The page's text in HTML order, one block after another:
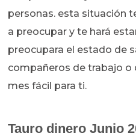
personas. esta situación
a preocupar y te hará
preocupara el estado de
compañeros de trabajo o
mes fácil para ti.
Tauro dinero Junio